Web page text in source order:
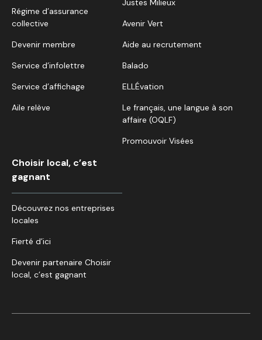
Régime d’assurance
collective
Devenir membre
Service d’infolettre
Service d’affichage
Aile relève
Justes Milieux
Avenir Vert
Aide au recrutement
Balado
ELLÉvation
Le français, une langue à son
affaire (OQLF)
Promouvoir Visées
Choisir local, c’est
gagnant
Découvrez nos entreprises
locales
Fierté d’ici
Devenir partenaire Choisir
local, c’est gagnant